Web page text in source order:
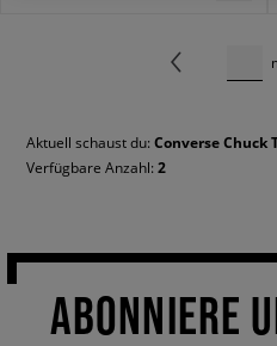
Aktuell schaust du: Converse Chuck
Verfügbare Anzahl: 2
ABONNIERE